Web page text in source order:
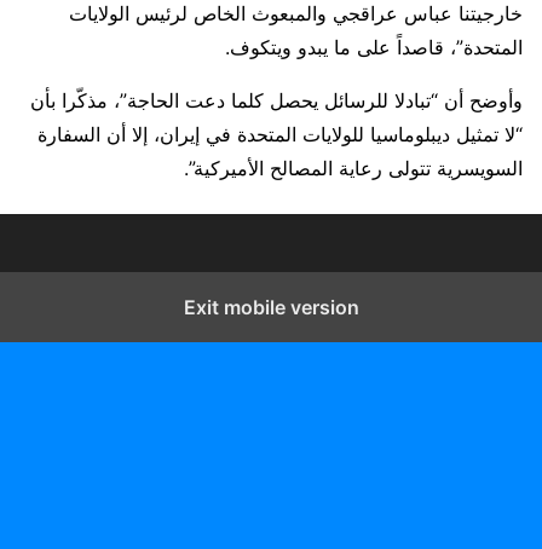
خارجيتنا عباس عراقجي والمبعوث الخاص لرئيس الولايات
المتحدة”، قاصداً على ما يبدو ويتكوف.
وأوضح أن “تبادلا للرسائل يحصل كلما دعت الحاجة”، مذكّرا بأن
“لا تمثيل ديبلوماسيا للولايات المتحدة في إيران، إلا أن السفارة
السويسرية تتولى رعاية المصالح الأميركية”.
Exit mobile version